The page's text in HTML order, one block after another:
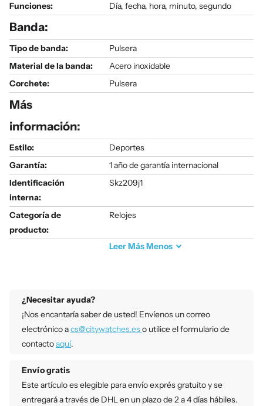
Funciones:
Día, fecha, hora, minuto, segundo
Banda:
Tipo de banda:
Pulsera
Material de la banda:
Acero inoxidable
Corchete:
Pulsera
Más
información:
Estilo:
Deportes
Garantía:
1 año de garantía internacional
Identificación
interna:
Skz209j1
Categoría de
producto:
Relojes
LeerMásMenos
¿Necesitar ayuda?
¡Nos encantaría saber de usted! Envíenos un correo
electrónico acs@citywatches.eso utilice el formulario de
contactoaquí.
Envío gratis
Este artículo es elegible para envío exprés gratuito y se
entregará a través de DHL en un plazo de 2 a 4 días hábiles.